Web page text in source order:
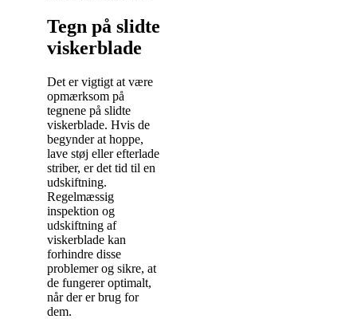
Tegn på slidte
viskerblade
Det er vigtigt at være
opmærksom på
tegnene på slidte
viskerblade. Hvis de
begynder at hoppe,
lave støj eller efterlade
striber, er det tid til en
udskiftning.
Regelmæssig
inspektion og
udskiftning af
viskerblade kan
forhindre disse
problemer og sikre, at
de fungerer optimalt,
når der er brug for
dem.